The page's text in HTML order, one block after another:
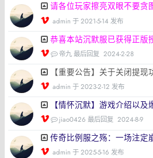
请各位玩家擦亮双眼不要贪
admin 于 2021-5-14 发布
恭喜本站沉默服已获得正版
帝九 最后回复 2024-2-28
【重要公告】关于关闭提现
admin 于 2023-2-12 发布
【情怀沉默】游戏介绍以及
jiao0426 最后回复 2024-8-9
传奇比例服之殇：一场注定
admin 于 2025-5-16 发布